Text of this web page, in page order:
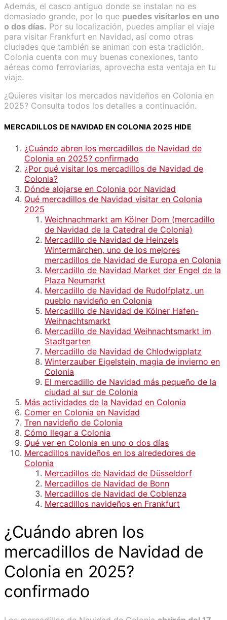
Además, el casco antiguo donde se instalan no es
demasiado grande, por lo que puedes visitarlos en uno
o dos días. Por su localización, puedes ampliar el viaje
para visitar Frankfurt en Navidad, así como otras
ciudades que también se animan con esta tradición.
Colonia cuenta con muy buenas conexiones, tanto
aéreas como ferroviarias, aprovecha esta ventaja en tu
viaje.
¿Quieres visitar los mercados navideños en Colonia en
2025? Consulta todos los detalles a continuación.
MERCADILLOS DE NAVIDAD EN COLONIA 2025 HIDE
¿Cuándo abren los mercadillos de Navidad de
Colonia en 2025? confirmado
¿Por qué visitar los mercadillos de Navidad de
Colonia?
Dónde alojarse en Colonia por Navidad
Qué mercadillos de Navidad visitar en Colonia
2025
Weichnachmarkt am Kölner Dom (mercadillo
de Navidad de la Catedral de Colonia)
Mercadillo de Navidad de Heinzels
Wintermärchen, uno de los mejores
mercadillos de Navidad de Europa en Colonia
Mercadillo de Navidad Market der Engel de la
Plaza Neumarkt
Mercadillo de Navidad de Rudolfplatz, un
pueblo navideño en Colonia
Mercadillo de Navidad de Kölner Hafen-
Weihnachtsmarkt
Mercadillo de Navidad Weihnachtsmarkt im
Stadtgarten
Mercadillo de Navidad de Chlodwigplatz
Winterzauber Eigelstein, magia de invierno en
Colonia
El mercadillo de Navidad más pequeño de la
ciudad al sur de Colonia
Más actividades de la Navidad en Colonia
Comer en Colonia en Navidad
Tren navideño de Colonia
Cómo llegar a Colonia
Qué ver en Colonia en uno o dos días
Mercadillos navideños en los alrededores de
Colonia
Mercadillos de Navidad de Düsseldorf
Mercadillos de Navidad de Bonn
Mercadillos de Navidad de Coblenza
Mercadillos navideños en Frankfurt
¿Cuándo abren los
mercadillos de Navidad de
Colonia en 2025?
confirmado